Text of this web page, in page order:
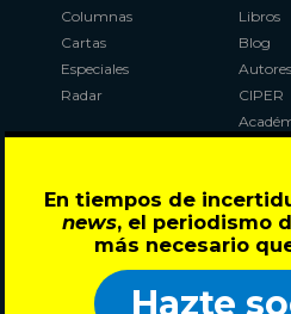
En tiempos de
news, el periodismo
más necesario
Hazte
Columnas
Cartas
Especiales
Radar
Libros
Blog
Autores
CIPER
Al
con